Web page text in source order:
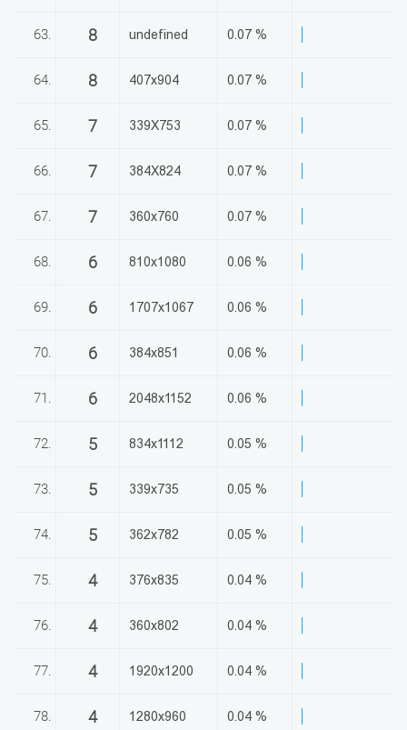
63. 8 undefined 0.07 %
64. 8 407x904 0.07 %
65. 7 339X753 0.07 %
66. 7 384X824 0.07 %
67. 7 360x760 0.07 %
68. 6 810x1080 0.06 %
69. 6 1707x1067 0.06 %
70. 6 384x851 0.06 %
71. 6 2048x1152 0.06 %
72. 5 834x1112 0.05 %
73. 5 339x735 0.05 %
74. 5 362x782 0.05 %
75. 4 376x835 0.04 %
76. 4 360x802 0.04 %
77. 4 1920x1200 0.04 %
78. 4 1280x960 0.04 %